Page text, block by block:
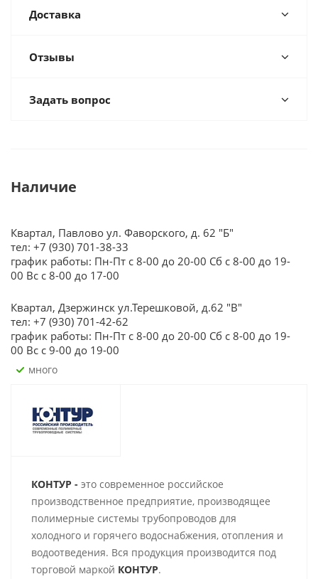
Доставка
Отзывы
Задать вопрос
Наличие
Квартал, Павлово ул. Фаворского, д. 62 "Б"
тел: +7 (930) 701-38-33
график работы: Пн-Пт с 8-00 до 20-00 Сб с 8-00 до 19-
00 Вс с 8-00 до 17-00
Квартал, Дзержинск ул.Терешковой, д.62 "В"
тел: +7 (930) 701-42-62
график работы: Пн-Пт с 8-00 до 20-00 Сб с 8-00 до 19-
00 Вс с 9-00 до 19-00
Много
КОНТУР - это современное российское
производственное предприятие, производящее
полимерные системы трубопроводов для
холодного и горячего водоснабжения, отопления и
водоотведения. Вся продукция производится под
торговой маркой КОНТУР.